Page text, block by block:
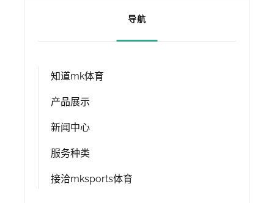
导航
知道mk体育
产品展示
新闻中心
服务种类
接洽mksports体育